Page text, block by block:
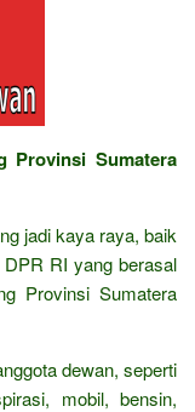
Provinsi Sumatera
jadi kaya raya, baik
RI yang berasal
Provinsi Sumatera
dewan, seperti
mobil, bensin,